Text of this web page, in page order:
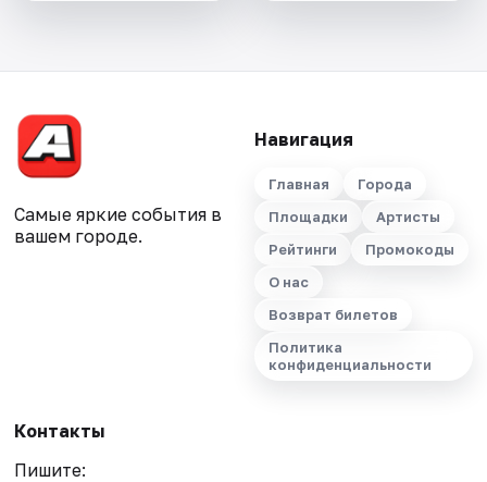
Самые яркие события в
вашем городе.
Навигация
Главная
Города
Площадки
Артисты
Рейтинги
Промокоды
О нас
Возврат билетов
Политика
конфиденциальности
Контакты
Пишите: